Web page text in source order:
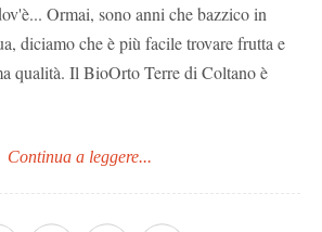
Ormai, sono anni che bazzico in
diciamo che è più facile trovare frutta e
qualità. Il BioOrto Terre di Coltano è
Continua a leggere...